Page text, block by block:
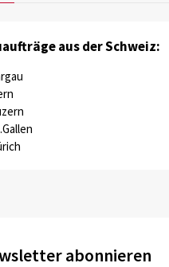
aus der Schweiz:
abonnieren